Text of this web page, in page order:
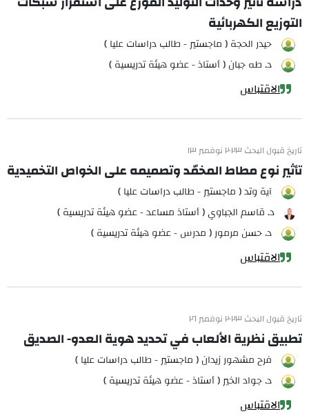
التوزيع الكهربائية
حيدر الحجة ( ماجستير - طالب دراسات عليا )
د. طه جبان ( أستاذ - عضو هيئة تدريسية )
الاقتباس
تاريخ قبول البحث ٢٠٢٣ نوفمبر ١٣
تأثير نوع مطاط المخمّد وتصميمه على الخواص التخميدية
آية وتد ( ماجستير - طالب دراسات عليا )
د. قاسم الجباوي ( أستاذ مساعد - عضو هيئة تدريسية )
د. حسن مرمور ( مدرس - عضو هيئة تدريسية )
الاقتباس
تاريخ قبول البحث ٢٠٢٣ نوفمبر ٢٦
تطبيق نظرية الألعاب في تحديد هوية العدو- الصديق
فرح مشهور زيدان ( ماجستير - طالب دراسات عليا )
د. جواد الخير ( أستاذ - عضو هيئة تدريسية )
الاقتباس